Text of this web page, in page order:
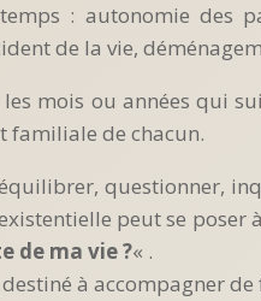
: autonomie des
de la vie,
mois ou années qui
familiale de chacun.
questionner,
peut se poser
de ma vie ?« .
à accompagner